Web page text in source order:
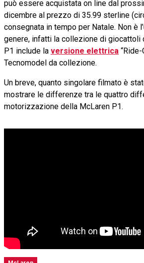
può essere acquistata on line dal
dicembre al prezzo di 35.99 sterline
consegnata in tempo per Natale. Non è
genere, infatti la collezione di giocattoli
P1 include la versione elettrica “Ride-
Tecnomodel da collezione.
Un breve, quanto singolare filmato è
mostrare le differenze tra le quattro
motorizzazione della McLaren P1.